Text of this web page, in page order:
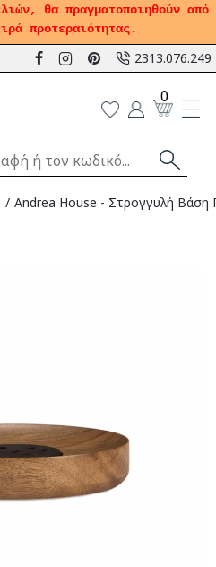
θα πραγματοποιηθούν από
προτεραιότητας.
2313.076.249
0
Andrea House - Στρογγυλή Βάση